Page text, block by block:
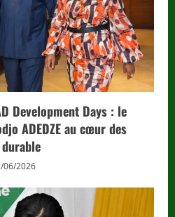
Development Days : le
ADEDZE au cœur des
06/2026